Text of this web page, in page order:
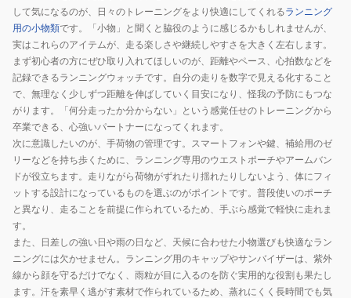
して気になるのが、日々のトレーニングをより快適にしてくれるランニング
用の小物類です。「小物」と聞くと脇役のように感じるかもしれませんが、
実はこれらのアイテムが、走る楽しさや継続しやすさを大きく左右します。
まず初心者の方にぜひ取り入れてほしいのが、距離やペース、心拍数などを
記録できるランニングウォッチです。自分の走りを数字で見える化すること
で、無理なく少しずつ距離を伸ばしていく目安になり、怪我の予防にもつな
がります。「何分走ったか分からない」という感覚任せのトレーニングから
卒業できる、心強いパートナーになってくれます。
次に意識したいのが、手荷物の管理です。スマートフォンや鍵、補給用のゼ
リーなどを持ち歩くために、ランニング専用のウエストポーチやアームバン
ドが役立ちます。走りながら荷物がずれたり揺れたりしないよう、体にフィ
ットする設計になっているものを選ぶのがポイントです。普段使いのポーチ
と異なり、走ることを前提に作られているため、手ぶら感覚で軽快に走れま
す。
また、日差しの強い日や雨の日など、天候に合わせた小物選びも快適なラン
ニングには欠かせません。ランニング用のキャップやサンバイザーは、紫外
線から顔を守るだけでなく、雨粒が目に入るのを防ぐ実用的な役割も果たし
ます。汗を素早く逃がす素材で作られているため、蒸れにくく長時間でも気